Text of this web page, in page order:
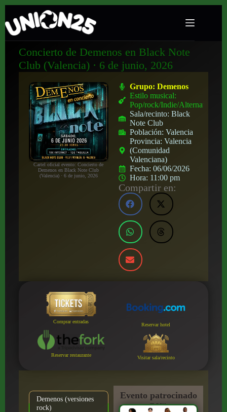
Concierto de Demenos en Black Note
Club (Valencia) · 6 de junio, 2026
Cartel oficial evento: Concierto de
Demenos en Black Note Club
(Valencia) · 6 de junio, 2026
Grupo:Demenos
Estilo musical:
Pop/rock/Indie/Alternativo
Sala/recinto:Black
Note Club
Población:Valencia
Provincia:Valencia
(Comunidad
Valenciana)
Fecha:06/06/2026
Hora: 11:00 pm
Compartir en:
Comprar entradas
Reservar hotel
Reservar restaurante Visitar sala/recinto
Demenos (versiones
rock)
Evento patrocinado
por: